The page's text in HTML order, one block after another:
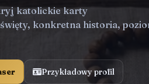
katolickie karty
konkretna historia,
Przykładowy profil